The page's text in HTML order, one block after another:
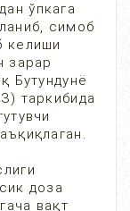
ўпкага
симоб
келиши
зарар
Бутундунё
таркибида
доза
вақт